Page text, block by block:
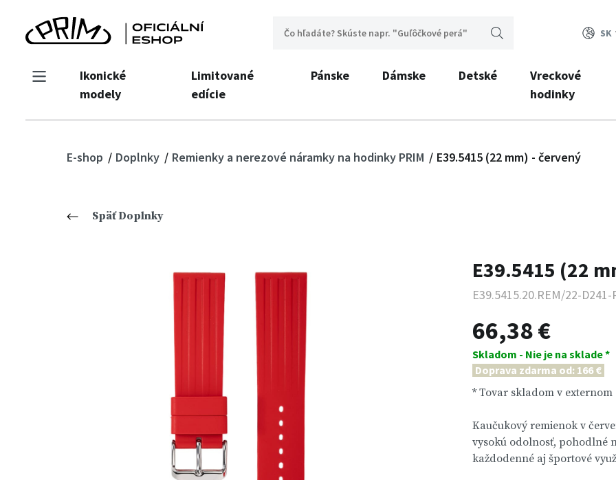
SK
Ikonické
modely
Limitované
edície
Pánske Dámske Detské
Vreckové
hodinky
E-shop Doplnky Remienky a nerezové náramky na hodinky PRIM E39.5415 (22 mm) - červený
Späť Doplnky
E39.5415 (22
E39.5415.20.REM/22-D241-
66,38 €
Skladom - Nie je na sklade *
Doprava zdarma od: 166 €
* Tovar skladom v
Kaučukový remienok v
vysokú odolnosť, pohodlné
každodenné aj športové